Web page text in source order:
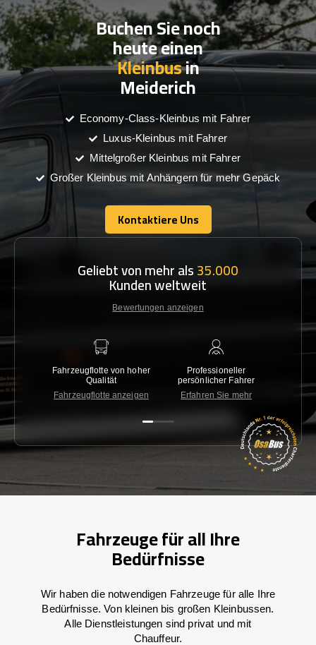
Buchen Sie noch
heute einen
Kleinbusin
Meiderich
Economy-Class-Kleinbus mit Fahrer
Luxus-Kleinbus mit Fahrer
Mittelgroßer Kleinbus mit Fahrer
Großer Kleinbus mit Anhängern für mehr Gepäck
Kontaktiere Uns
Kontaktiere Uns
Geliebt von mehr als35.000
Kunden weltweit
Bewertungen anzeigen
Fahrzeugflotte von hoher
Qualität
Fahrzeugflotte anzeigen
Professioneller
persönlicher Fahrer
Erfahren Sie mehr
Fahrzeuge für all Ihre
Bedürfnisse
Wir haben die notwendigen Fahrzeuge für alle Ihre
Bedürfnisse. Von kleinen bis großen Kleinbussen.
Alle Dienstleistungen sind privat und mit
Chauffeur.